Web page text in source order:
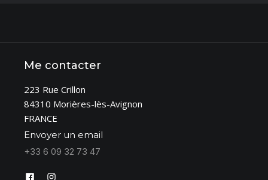
Me contacter
223 Rue Crillon
84310 Morières-lès-Avignon
FRANCE
Envoyer un email
+33 6 09 32 73 47